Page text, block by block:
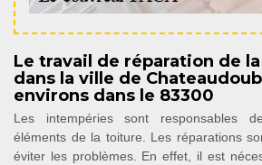
Le travail de réparation de
dans la ville de
environs dans le 83300
Les intempéries sont responsables
éléments de la toiture. Les réparations
éviter les problèmes. En effet, il est